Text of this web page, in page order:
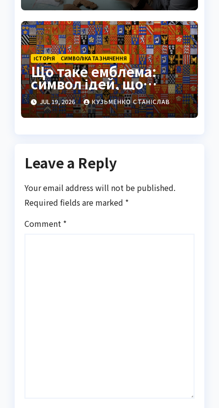
ІСТОРІЯ СИМВОЛІКА ТА ЗНАЧЕННЯ
Що таке емблема:
символ ідей, що
переживає століття
JUL 19, 2026 КУЗЬМЕНКО СТАНІСЛАВ
Leave a Reply
Your email address will not be published.
Required fields are marked *
Comment *